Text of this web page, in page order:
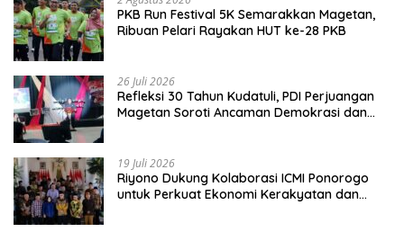
PKB Run Festival 5K Semarakkan Magetan,
Ribuan Pelari Rayakan HUT ke-28 PKB
26 Juli 2026
Refleksi 30 Tahun Kudatuli, PDI Perjuangan
Magetan Soroti Ancaman Demokrasi dan
19 Juli 2026
Riyono Dukung Kolaborasi ICMI Ponorogo
untuk Perkuat Ekonomi Kerakyatan dan